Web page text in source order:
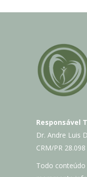
Responsável
Dr. Andre Luis
CRM/PR
Todo